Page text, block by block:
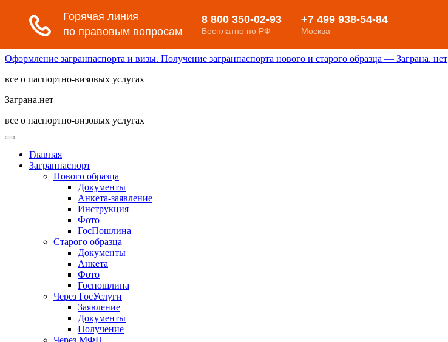
Оформление загранпаспорта и визы. Получение загранпаспорта нового и старого образца — Заграна. нет
все о паспортно-визовых услугах
Заграна.нет
все о паспортно-визовых услугах
Главная
Загранпаспорт
Нового образца
Документы
Анкета-заявление
Инструкция
Фото
ГосПошлина
Старого образца
Документы
Анкета
Фото
Госпошлина
Через ГосУслуги
Заявление
Документы
Получение
Через МФЦ